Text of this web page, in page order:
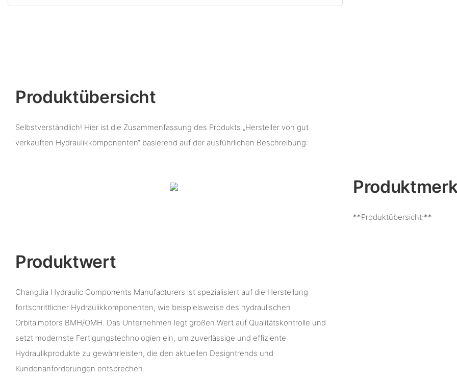
Produktübersicht
Selbstverständlich! Hier ist die Zusammenfassung des Produkts „Hersteller von gut
verkauften Hydraulikkomponenten“ basierend auf der ausführlichen Beschreibung:
**Produktübersicht:**
Produktwert
ChangJia Hydraulic Components Manufacturers ist spezialisiert auf die Herstellung
fortschrittlicher Hydraulikkomponenten, wie beispielsweise des hydraulischen
Orbitalmotors BMH/OMH. Das Unternehmen legt großen Wert auf Qualitätskontrolle und
setzt modernste Fertigungstechnologien ein, um zuverlässige und effiziente
Hydraulikprodukte zu gewährleisten, die den aktuellen Designtrends und
Kundenanforderungen entsprechen.